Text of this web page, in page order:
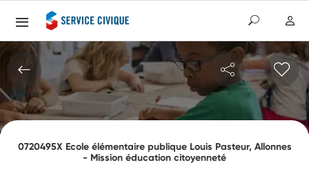
0720495X Ecole élémentaire publique Louis Pasteur, Allonnes
- Mission éducation citoyenneté